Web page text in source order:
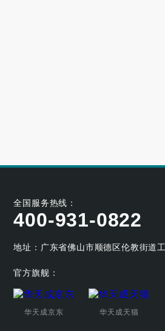
全国服务热线：
400-931-0822
地址：广东省佛山市顺德区伦教街道
官方旗舰：
华天成京东 华天成天猫